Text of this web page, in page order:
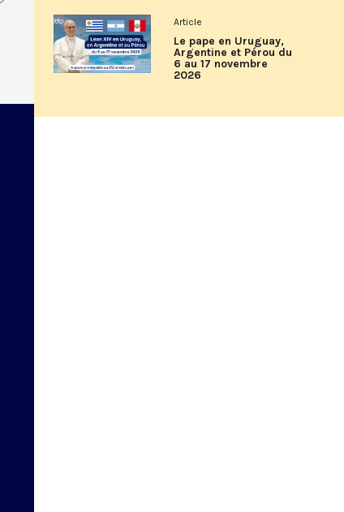
Article
Le pape en Uruguay,
Argentine et Pérou du
6 au 17 novembre
2026